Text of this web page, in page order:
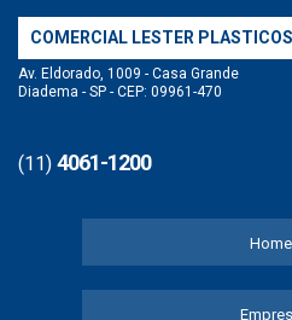
COMERCIAL LESTER
Av. Eldorado, 1009 - Casa Grande
Diadema - SP - CEP: 09961-470
(11) 4061-1200
Home